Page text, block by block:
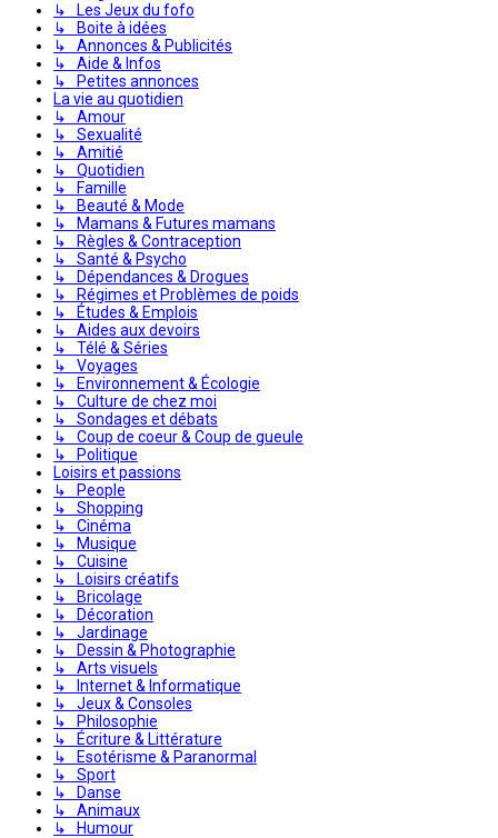
↳ Les Jeux du fofo
↳ Boite à idées
↳ Annonces & Publicités
↳ Aide & Infos
↳ Petites annonces
La vie au quotidien
↳ Amour
↳ Sexualité
↳ Amitié
↳ Quotidien
↳ Famille
↳ Beauté & Mode
↳ Mamans & Futures mamans
↳ Règles & Contraception
↳ Santé & Psycho
↳ Dépendances & Drogues
↳ Régimes et Problèmes de poids
↳ Études & Emplois
↳ Aides aux devoirs
↳ Télé & Séries
↳ Voyages
↳ Environnement & Écologie
↳ Culture de chez moi
↳ Sondages et débats
↳ Coup de coeur & Coup de gueule
↳ Politique
Loisirs et passions
↳ People
↳ Shopping
↳ Cinéma
↳ Musique
↳ Cuisine
↳ Loisirs créatifs
↳ Bricolage
↳ Décoration
↳ Jardinage
↳ Dessin & Photographie
↳ Arts visuels
↳ Internet & Informatique
↳ Jeux & Consoles
↳ Philosophie
↳ Écriture & Littérature
↳ Esotérisme & Paranormal
↳ Sport
↳ Danse
↳ Animaux
↳ Humour